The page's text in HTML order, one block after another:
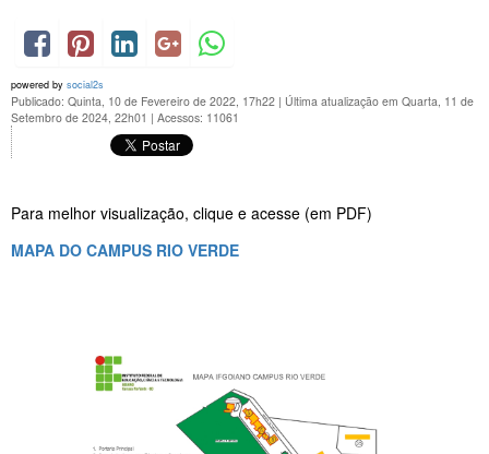
powered by social2s
Publicado: Quinta, 10 de Fevereiro de 2022, 17h22 | Última atualização em Quarta, 11 de
Setembro de 2024, 22h01 | Acessos: 11061
Para melhor visualização, clique e acesse (em PDF)
MAPA DO CAMPUS RIO VERDE